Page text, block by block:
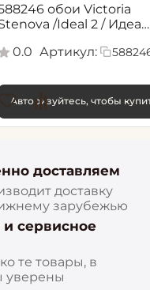
обои Victoria
/Ideal 2 / Идеал
0.0 Артикул:
Авторизуйтесь, чтобы
доставляем
доставку
зарубежью
и сервисное
те товары, в
уверены